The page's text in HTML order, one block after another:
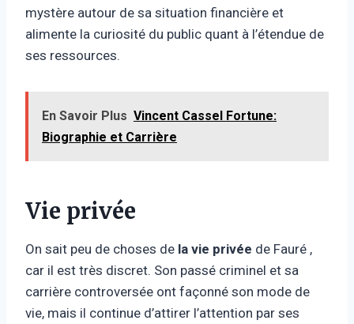
mystère autour de sa situation financière et
alimente la curiosité du public quant à l’étendue de
ses ressources.
En Savoir Plus Vincent Cassel Fortune:
Biographie et Carrière
Vie privée
On sait peu de choses de la vie privée de Fauré ,
car il est très discret. Son passé criminel et sa
carrière controversée ont façonné son mode de
vie, mais il continue d’attirer l’attention par ses